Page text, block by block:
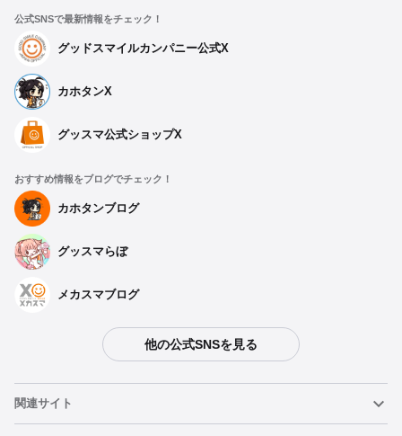
公式SNSで最新情報をチェック！
グッドスマイルカンパニー公式X
カホタンX
グッスマ公式ショップX
おすすめ情報をブログでチェック！
カホタンブログ
グッスマらぼ
メカスマブログ
他の公式SNSを見る
関連サイト